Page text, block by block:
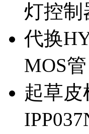
灯控制
代换
MOS
起草皮